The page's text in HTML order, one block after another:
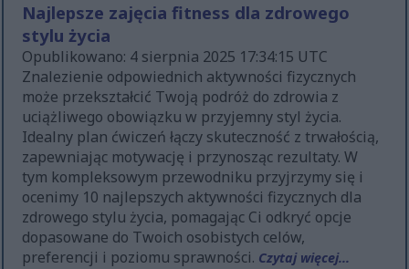
Najlepsze zajęcia fitness dla zdrowego
stylu życia
Opublikowano: 4 sierpnia 2025 17:34:15 UTC
Znalezienie odpowiednich aktywności fizycznych
może przekształcić Twoją podróż do zdrowia z
uciążliwego obowiązku w przyjemny styl życia.
Idealny plan ćwiczeń łączy skuteczność z trwałością,
zapewniając motywację i przynosząc rezultaty. W
tym kompleksowym przewodniku przyjrzymy się i
ocenimy 10 najlepszych aktywności fizycznych dla
zdrowego stylu życia, pomagając Ci odkryć opcje
dopasowane do Twoich osobistych celów,
preferencji i poziomu sprawności. Czytaj więcej...